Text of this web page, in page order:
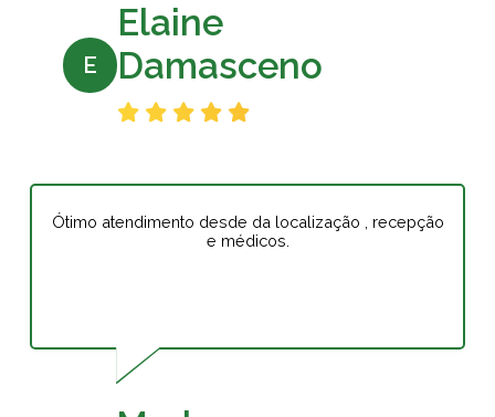
E
Elaine
Damasceno
Ótimo atendimento desde da localização , recepção
e médicos.